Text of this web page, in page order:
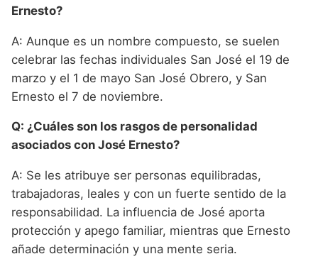
Ernesto?
A: Aunque es un nombre compuesto, se suelen
celebrar las fechas individuales San José el 19 de
marzo y el 1 de mayo San José Obrero, y San
Ernesto el 7 de noviembre.
Q: ¿Cuáles son los rasgos de personalidad
asociados con José Ernesto?
A: Se les atribuye ser personas equilibradas,
trabajadoras, leales y con un fuerte sentido de la
responsabilidad. La influencia de José aporta
protección y apego familiar, mientras que Ernesto
añade determinación y una mente seria.